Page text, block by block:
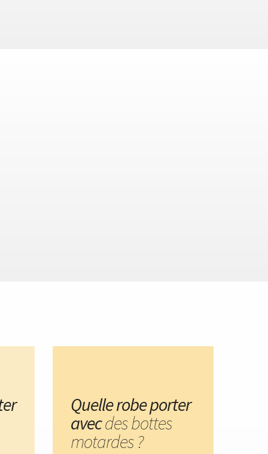
Quelle robe porter
avecdes bottes
motardes ?